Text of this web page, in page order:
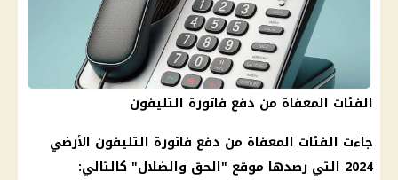
الفئات المعفاة من دفع فاتورة التليفون
جاءت الفئات المعفاة من دفع فاتورة التليفون الأرضي
2024 التي رصدها موقع "الحق والضلال" كالتالي: